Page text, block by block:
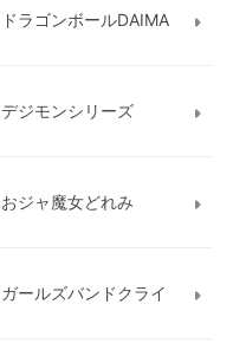
ドラゴンボールDAIMA
デジモンシリーズ
おジャ魔女どれみ
ガールズバンドクライ